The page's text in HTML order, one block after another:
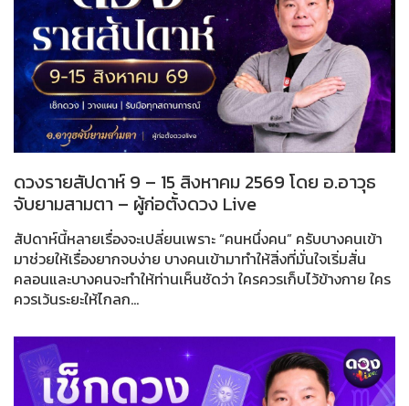
ดวงรายสัปดาห์ 9 – 15 สิงหาคม 2569 โดย อ.อาวุธ
จับยามสามตา – ผู้ก่อตั้งดวง Live
สัปดาห์นี้หลายเรื่องจะเปลี่ยนเพราะ “คนหนึ่งคน” ครับบางคนเข้า
มาช่วยให้เรื่องยากจบง่าย บางคนเข้ามาทำให้สิ่งที่มั่นใจเริ่มสั่น
คลอนและบางคนจะทำให้ท่านเห็นชัดว่า ใครควรเก็บไว้ข้างกาย ใคร
ควรเว้นระยะให้ไกลก...